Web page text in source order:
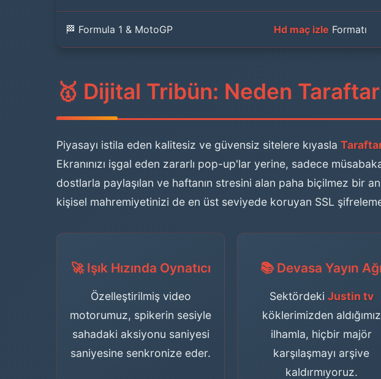
🏁 Formula 1 & MotoGP Hd maç izle Formatı
🥇 Dijital Tribün: Neden
Piyasayı istila eden kalitesiz ve güvensiz sitelere kıyasla
Ekranınızı işgal eden zararlı pop-up'lar yerine, sadece
dostlarla paylaşılan ve haftanın stresini alan paha biçilmez bir
kişisel mahremiyetinizi de en üst seviyede koruyan SSL
🚀 Işık Hızında Oynatıcı
Özelleştirilmiş video
motorumuz, spikerin sesiyle
sahadaki aksiyonu saniyesi
saniyesine senkronize eder.
📚 Devasa Yayın Ağı
Sektördeki Justin tv
köklerimizden aldığımız
ilhamla, hiçbir majör
karşılaşmayı arşive
kaldırmıyoruz.